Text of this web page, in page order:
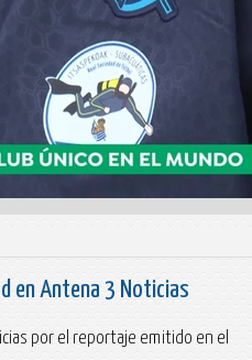
en Antena 3 Noticias
por el reportaje emitido en el